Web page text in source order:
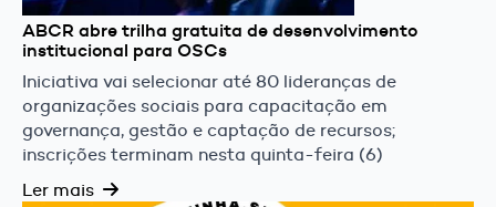
ABCR abre trilha gratuita de desenvolvimento
institucional para OSCs
Iniciativa vai selecionar até 80 lideranças de
organizações sociais para capacitação em
governança, gestão e captação de recursos;
inscrições terminam nesta quinta-feira (6)
Ler mais